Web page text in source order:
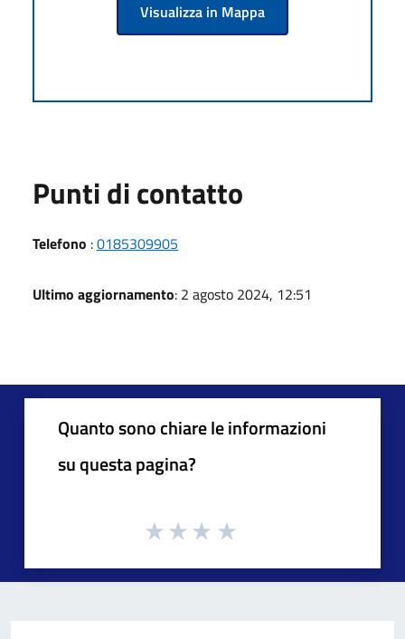
Visualizza in Mappa
Punti di contatto
Telefono :0185309905
Ultimo aggiornamento: 2 agosto 2024, 12:51
Quanto sono chiare le informazioni
su questa pagina?